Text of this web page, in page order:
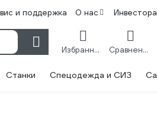
и поддержка О нас
Избранное Сравнение
Станки Спецодежда и СИЗ